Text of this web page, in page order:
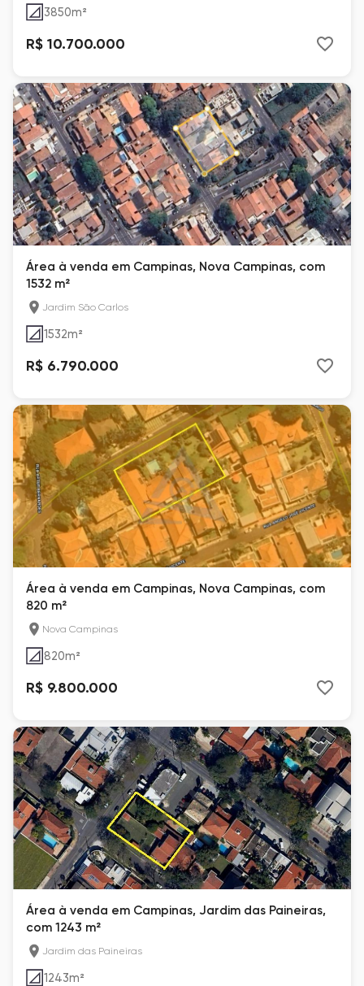
3850m²
R$ 10.700.000
Área à venda em Campinas, Nova Campinas, com
1532 m²
Jardim São Carlos
1532m²
R$ 6.790.000
Área à venda em Campinas, Nova Campinas, com
820 m²
Nova Campinas
820m²
R$ 9.800.000
Área à venda em Campinas, Jardim das Paineiras,
com 1243 m²
Jardim das Paineiras
1243m²